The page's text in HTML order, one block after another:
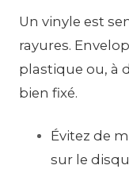
Un vinyle est
rayures.
plastique ou, à
bien fixé.
Évitez de
sur le